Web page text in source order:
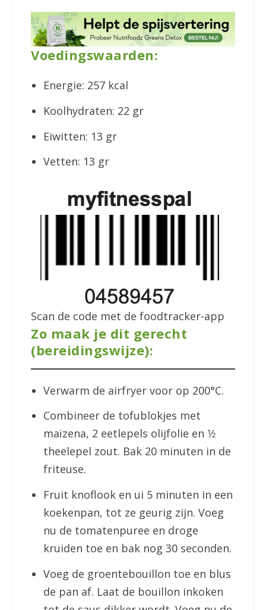
Voedingswaarden:
Energie: 257 kcal
Koolhydraten: 22 gr
Eiwitten: 13 gr
Vetten: 13 gr
Scan de code met de foodtracker-app
Zo maak je dit gerecht
(bereidingswijze):
Verwarm de airfryer voor op 200°C.
Combineer de tofublokjes met
maïzena, 2 eetlepels olijfolie en 1⁄2
theelepel zout. Bak 20 minuten in de
friteuse.
Fruit knoflook en ui 5 minuten in een
koekenpan, tot ze geurig zijn. Voeg
nu de tomatenpuree en droge
kruiden toe en bak nog 30 seconden.
Voeg de groentebouillon toe en blus
de pan af. Laat de bouillon inkoken